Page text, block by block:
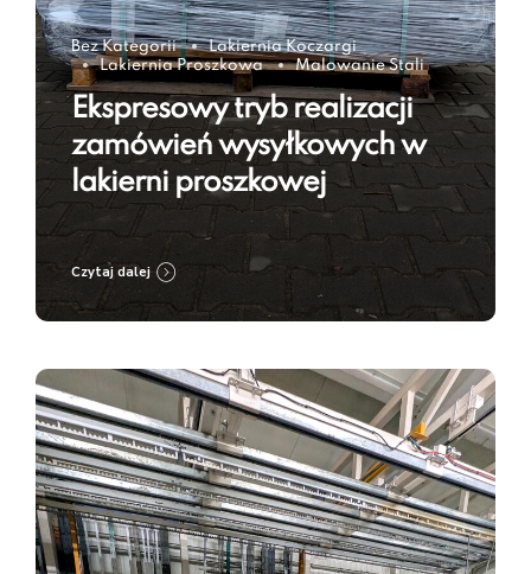
Bez Kategorii
Lakiernia Koczargi
Lakiernia Proszkowa
Malowanie Stali
Ekspresowy tryb realizacji
zamówień wysyłkowych w
lakierni proszkowej
Czytaj dalej